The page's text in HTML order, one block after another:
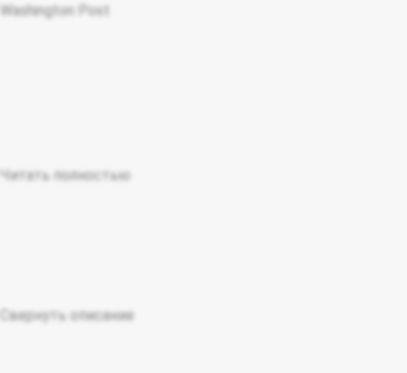
Washington Post
Читать полностью
Свернуть описание